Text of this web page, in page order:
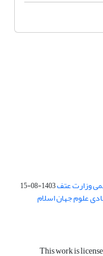
وزارت عتف1403-08-15
علوم جهان اسلام
This work is